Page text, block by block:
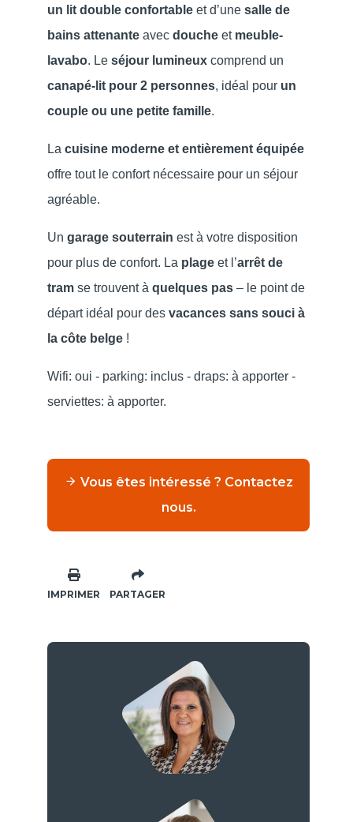
un lit double confortable et d’une salle de
bains attenante avec douche et meuble-
lavabo. Le séjour lumineux comprend un
canapé-lit pour 2 personnes, idéal pour un
couple ou une petite famille.
La cuisine moderne et entièrement équipée
offre tout le confort nécessaire pour un séjour
agréable.
Un garage souterrain est à votre disposition
pour plus de confort. La plage et l’arrêt de
tram se trouvent à quelques pas – le point de
départ idéal pour des vacances sans souci à
la côte belge !
Wifi: oui - parking: inclus - draps: à apporter -
serviettes: à apporter.
nous.
IMPRIMER PARTAGER